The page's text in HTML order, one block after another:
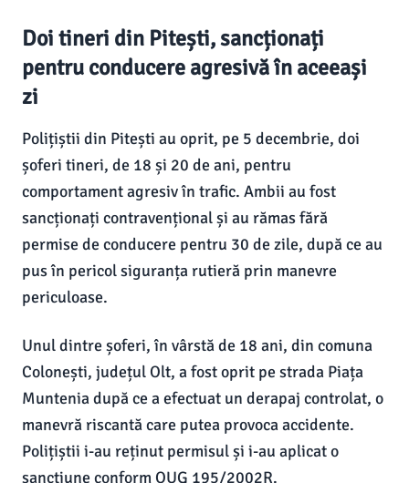
Doi tineri din Pitești, sancționați
pentru conducere agresivă în aceeași
zi
Polițiștii din Pitești au oprit, pe 5 decembrie, doi
șoferi tineri, de 18 și 20 de ani, pentru
comportament agresiv în trafic. Ambii au fost
sancționați contravențional și au rămas fără
permise de conducere pentru 30 de zile, după ce au
pus în pericol siguranța rutieră prin manevre
periculoase.
Unul dintre șoferi, în vârstă de 18 ani, din comuna
Colonești, județul Olt, a fost oprit pe strada Piața
Muntenia după ce a efectuat un derapaj controlat, o
manevră riscantă care putea provoca accidente.
Polițiștii i-au reținut permisul și i-au aplicat o
sancțiune conform OUG 195/2002R.